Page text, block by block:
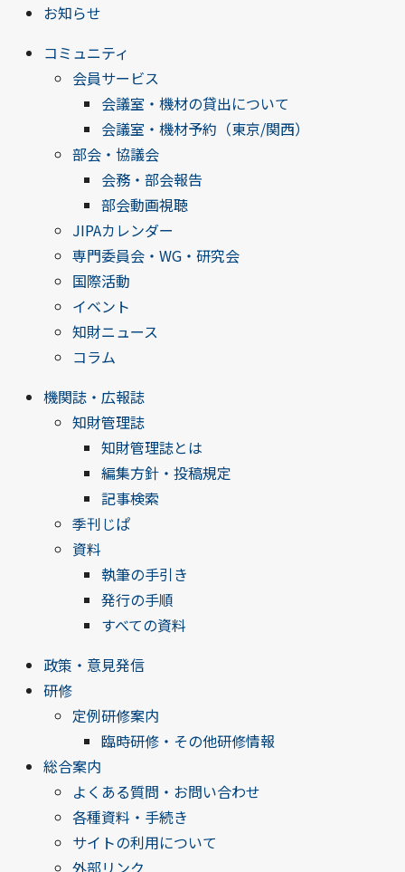
お知らせ
コミュニティ
会員サービス
会議室・機材の貸出について
会議室・機材予約（東京/関西）
部会・協議会
会務・部会報告
部会動画視聴
JIPAカレンダー
専門委員会・WG・研究会
国際活動
イベント
知財ニュース
コラム
機関誌・広報誌
知財管理誌
知財管理誌とは
編集方針・投稿規定
記事検索
季刊じぱ
資料
執筆の手引き
発行の手順
すべての資料
政策・意見発信
研修
定例研修案内
臨時研修・その他研修情報
総合案内
よくある質問・お問い合わせ
各種資料・手続き
サイトの利用について
外部リンク